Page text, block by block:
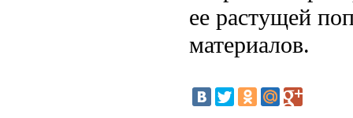
ее растущей
материалов.